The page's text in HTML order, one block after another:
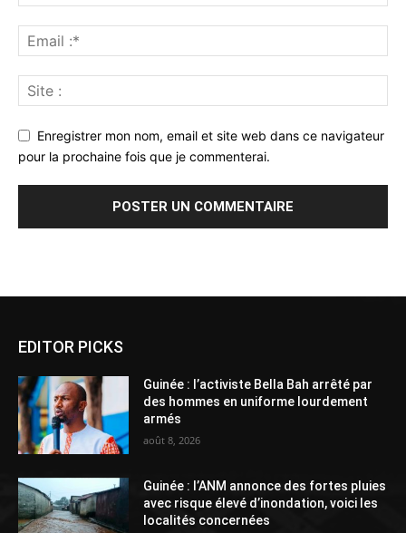
Enregistrer mon nom, email et site web dans ce navigateur
pour la prochaine fois que je commenterai.
EDITOR PICKS
Guinée : l’activiste Bella Bah arrêté par
des hommes en uniforme lourdement
armés
août 8, 2026
Guinée : l’ANM annonce des fortes pluies
avec risque élevé d’inondation, voici les
localités concernées